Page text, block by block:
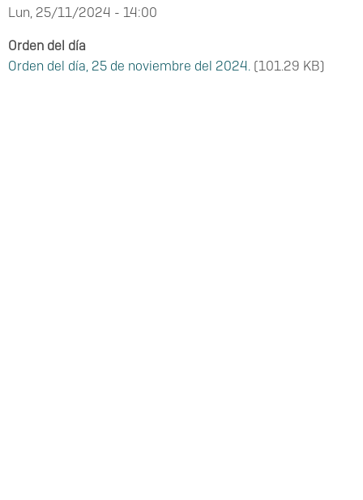
Lun, 25/11/2024 - 14:00
Orden del día
Orden del día, 25 de noviembre del 2024. (101.29 KB)